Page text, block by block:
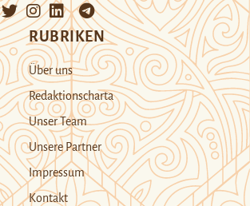
RUBRIKEN
Über uns
Redaktionscharta
Unser Team
Unsere Partner
Impressum
Kontakt